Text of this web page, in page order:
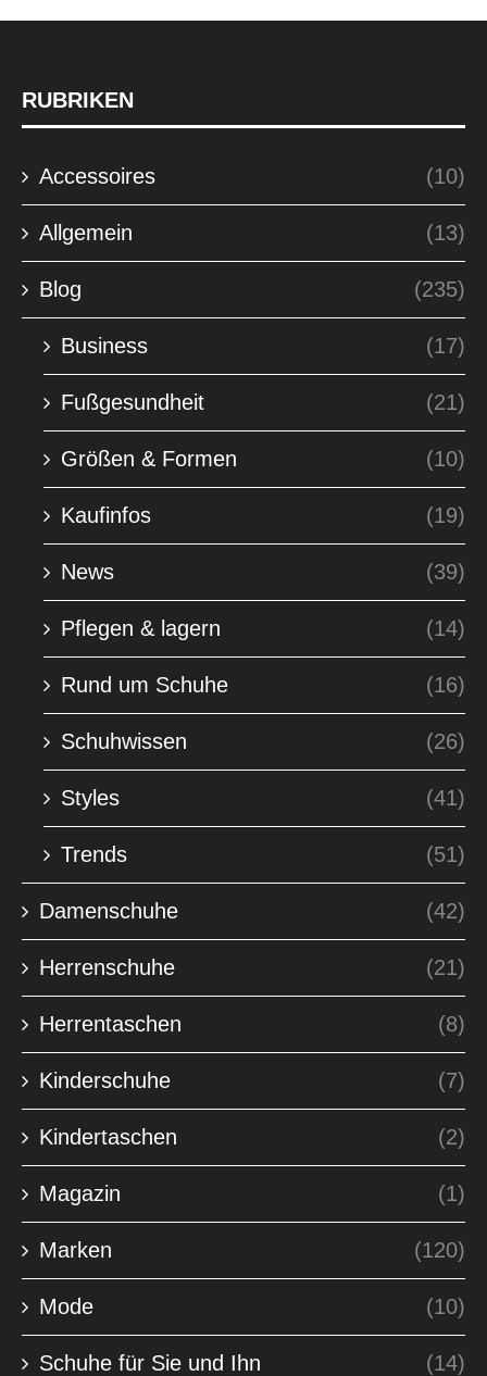
RUBRIKEN
Accessoires (10)
Allgemein (13)
Blog (235)
Business (17)
Fußgesundheit (21)
Größen & Formen (10)
Kaufinfos (19)
News (39)
Pflegen & lagern (14)
Rund um Schuhe (16)
Schuhwissen (26)
Styles (41)
Trends (51)
Damenschuhe (42)
Herrenschuhe (21)
Herrentaschen (8)
Kinderschuhe (7)
Kindertaschen (2)
Magazin (1)
Marken (120)
Mode (10)
Schuhe für Sie und Ihn (14)